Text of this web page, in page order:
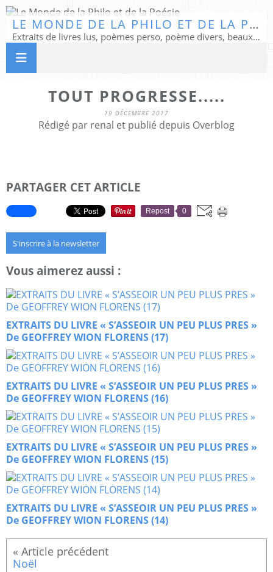
LE MONDE DE LA PHILO ET DE LA POÉSIE
Extraits de livres lus, poèmes perso, poème divers, beaux textes...
TOUT PROGRESSE.....
19 DÉCEMBRE 2017
Rédigé par renal et publié depuis Overblog
PARTAGER CET ARTICLE
Repost 0
S'inscrire à la newsletter
Vous aimerez aussi :
EXTRAITS DU LIVRE « S’ASSEOIR UN PEU PLUS PRES »
De GEOFFREY WION FLORENS (17)
EXTRAITS DU LIVRE « S’ASSEOIR UN PEU PLUS PRES »
De GEOFFREY WION FLORENS (16)
EXTRAITS DU LIVRE « S’ASSEOIR UN PEU PLUS PRES »
De GEOFFREY WION FLORENS (15)
EXTRAITS DU LIVRE « S’ASSEOIR UN PEU PLUS PRES »
De GEOFFREY WION FLORENS (14)
Noël